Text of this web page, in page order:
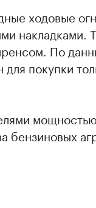
ходовые
накладками.
По
покупки
бензиновых